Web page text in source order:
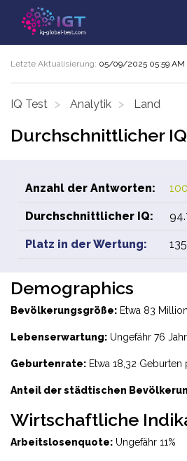
Letzte Aktualisierung: 05/09/2025 05:59 AM
IQ Test Analytik Land
Durchschnittlicher
Anzahl der Antworten:
Durchschnittlicher IQ:
Platz in der Wertung: 135
Demographics
Bevölkerungsgröße: Etwa 83
Lebenserwartung: Ungefähr 76
Geburtenrate: Etwa 18,32
Anteil der städtischen
Wirtschaftliche
Arbeitslosenquote: Ungefähr 11%